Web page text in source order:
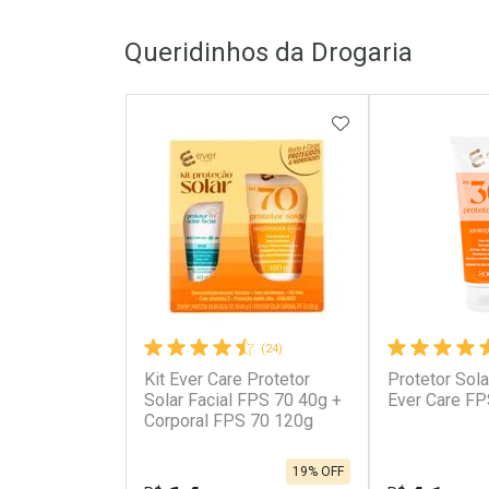
Laboratório
Ativar Desconto
Por R$ 135,90/cada
Por Menos
Por R$ 135,90/cada
Ativar
Por R$
Por
Por R$
Queridinhos da Drogaria
(24)
Kit Ever Care Protetor
Solar Facial FPS 70 40g +
Corporal FPS 70 120g
19% OFF
ADICIONAR AOS
Protetor
Ever Care